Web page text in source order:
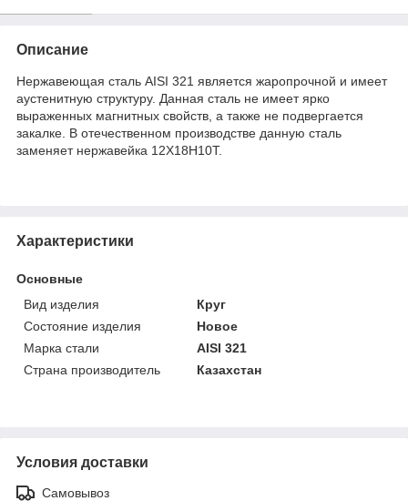
Описание
Нержавеющая сталь AISI 321 является жаропрочной и имеет
аустенитную структуру. Данная сталь не имеет ярко
выраженных магнитных свойств, а также не подвергается
закалке. В отечественном производстве данную сталь
заменяет нержавейка 12Х18Н10Т.
Характеристики
Основные
Вид изделия
Круг
Состояние изделия
Новое
Марка стали
AISI 321
Страна производитель
Казахстан
Условия доставки
Самовывоз